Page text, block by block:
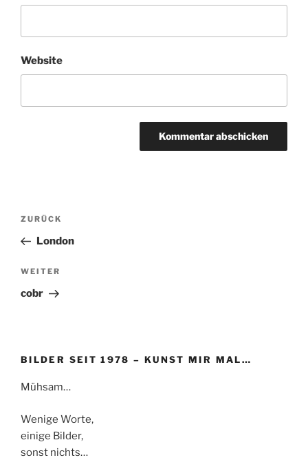
Website
Beitragsnavigation
Vorheriger
Beitrag
ZURÜCK
London
Nächster
Beitrag
WEITER
cobr
BILDER SEIT 1978 – KUNST MIR MAL…
Mühsam…
Wenige Worte,
einige Bilder,
sonst nichts…